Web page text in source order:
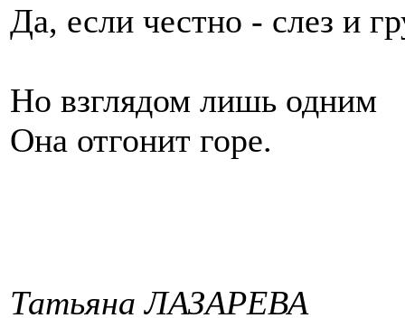
Да, если честно - слез и
Но взглядом лишь одним
Она отгонит горе.
Татьяна ЛАЗАРЕВА